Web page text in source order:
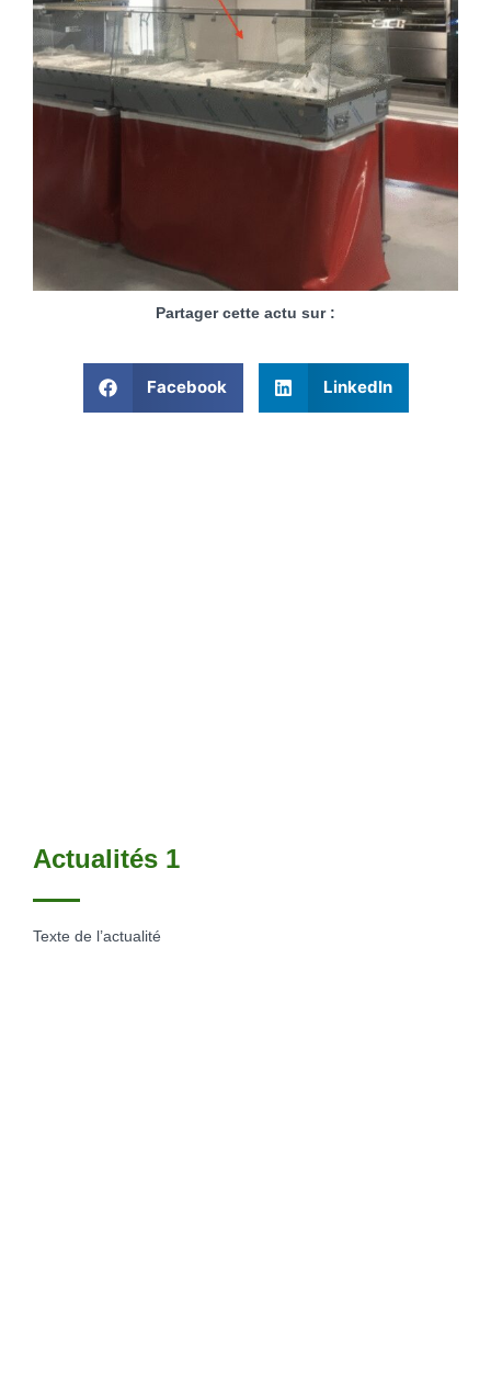
Partager cette actu sur :
Facebook LinkedIn
Actualités 1
Texte de l’actualité